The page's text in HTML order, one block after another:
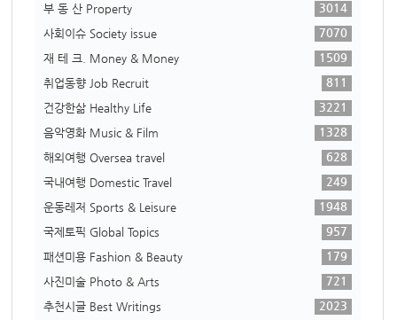
부 동 산 Property
3014
사회이슈 Society issue
7070
재 테 크. Money & Money
1509
취업동향 Job Recruit
811
건강한삶 Healthy Life
3221
음악영화 Music & Film
1328
해외여행 Oversea travel
628
국내여행 Domestic Travel
249
운동레저 Sports & Leisure
1948
국제토픽 Global Topics
957
패션미용 Fashion & Beauty
179
사진미술 Photo & Arts
721
추천시글 Best Writings
2023